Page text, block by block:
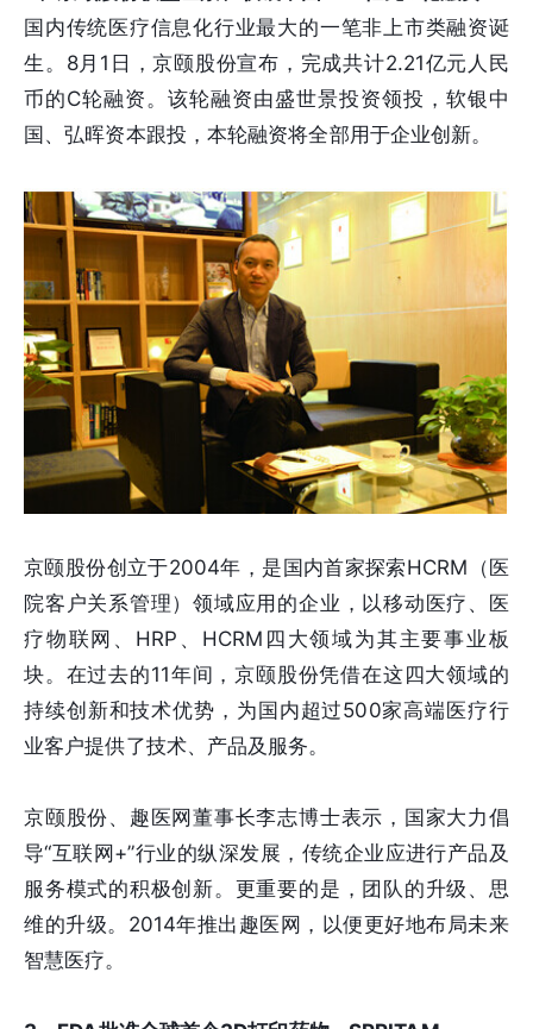
国内传统医疗信息化行业最大的一笔非上市类融资诞
生。8月1日，京颐股份宣布，完成共计2.21亿元人民
币的C轮融资。该轮融资由盛世景投资领投，软银中
国、弘晖资本跟投，本轮融资将全部用于企业创新。
京颐股份创立于2004年，是国内首家探索HCRM（医
院客户关系管理）领域应用的企业，以移动医疗、医
疗物联网、HRP、HCRM四大领域为其主要事业板
块。在过去的11年间，京颐股份凭借在这四大领域的
持续创新和技术优势，为国内超过500家高端医疗行
业客户提供了技术、产品及服务。
京颐股份、趣医网董事长李志博士表示，国家大力倡
导“互联网+”行业的纵深发展，传统企业应进行产品及
服务模式的积极创新。更重要的是，团队的升级、思
维的升级。2014年推出趣医网，以便更好地布局未来
智慧医疗。